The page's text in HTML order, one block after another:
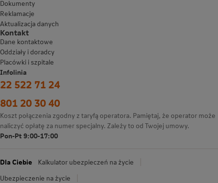
Dokumenty
Reklamacje
Aktualizacja danych
Kontakt
Dane kontaktowe
Oddziały i doradcy
Placówki i szpitale
Infolinia
22 522 71 24
801 20 30 40
Koszt połączenia zgodny z taryfą operatora. Pamiętaj, że operator może
naliczyć opłatę za numer specjalny. Zależy to od Twojej umowy.
Pon-Pt 9:00-17:00
Dla Ciebie
Kalkulator ubezpieczeń na życie
Ubezpieczenie na życie